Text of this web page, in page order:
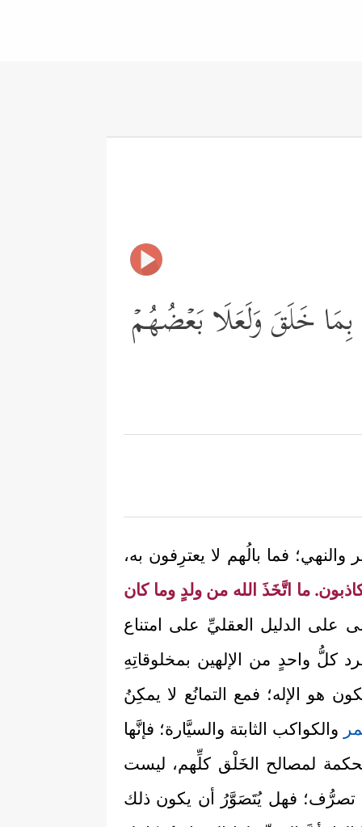
بِمَا خَلَقَ وَلَعَلَا بَعۡضُهُمۡ
فما بالُهم لا يعترِفون به،
ما اتَّخَذَ الله من ولدٍ وما كان
على الدليل العقليِّ على امتناع
كلُّ واحدٍ من الإلهين بمخلوقاتِهِ
هو الإله؛ فمع التمانُع لا يمكِنُ
والكواكب الثابتة والسيَّارة؛ فإنَّها
لمصالح الخَلْق كلِّهم، ليست
تصرُّف؛ فهل يُتَصَوَّرُ أن يكون ذلك